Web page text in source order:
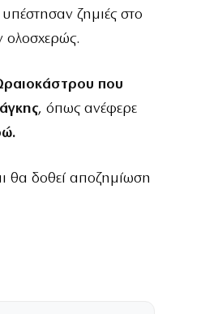
υπέστησαν ζημιές στο
που
, όπως ανέφερε
θα δοθεί αποζημίωση